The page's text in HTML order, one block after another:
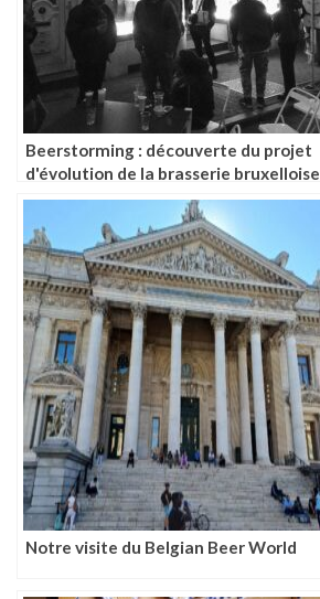
Beerstorming : découverte du projet
d'évolution de la brasserie bruxelloise
Notre visite du Belgian Beer World